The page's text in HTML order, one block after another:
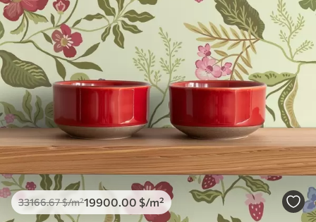
33166.67$/m²19900.00 $/m²